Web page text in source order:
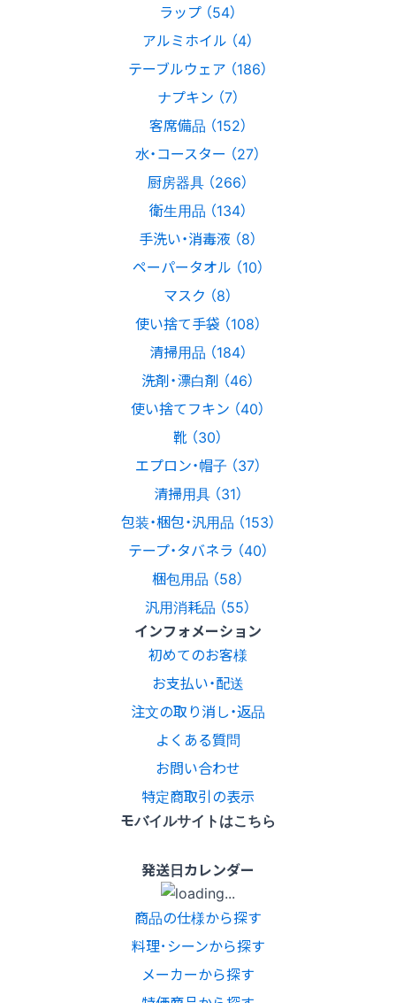
ラップ （54）
アルミホイル （4）
テーブルウェア （186）
ナプキン （7）
客席備品 （152）
水・コースター （27）
厨房器具 （266）
衛生用品 （134）
手洗い・消毒液 （8）
ペーパータオル （10）
マスク （8）
使い捨て手袋 （108）
清掃用品 （184）
洗剤・漂白剤 （46）
使い捨てフキン （40）
靴 （30）
エプロン・帽子 （37）
清掃用具 （31）
包装・梱包・汎用品 （153）
テープ・タバネラ （40）
梱包用品 （58）
汎用消耗品 （55）
インフォメーション
初めてのお客様
お支払い・配送
注文の取り消し・返品
よくある質問
お問い合わせ
特定商取引の表示
モバイルサイトはこちら
発送日カレンダー
商品の仕様から探す
料理･シーンから探す
メーカーから探す